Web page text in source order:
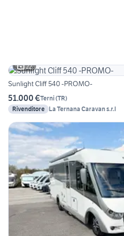
22
Sunlight Cliff 540 -PROMO-
51.000 €Terni(TR)
Rivenditore La Ternana Caravan s.r.l